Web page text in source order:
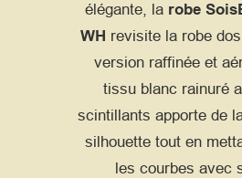
élégante, la robe
WH revisite la robe
version raffinée et
tissu blanc rainuré
scintillants apporte de
silhouette tout en
les courbes avec